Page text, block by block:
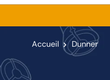
Accueil Dunner